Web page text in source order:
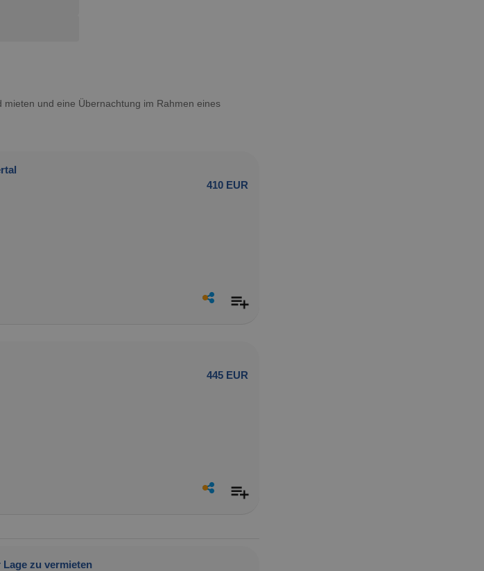
und eine Übernachtung im Rahmen eines
410 EUR
445 EUR
zu vermieten